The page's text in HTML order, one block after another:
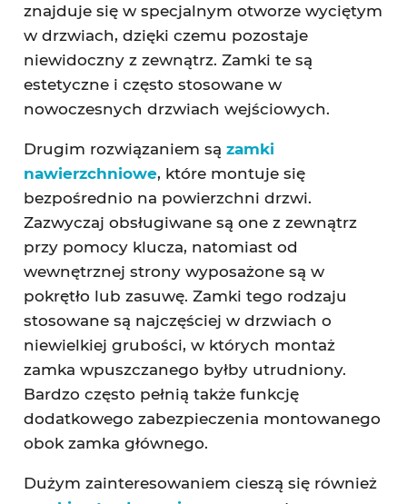
znajduje się w specjalnym otworze wyciętym
w drzwiach, dzięki czemu pozostaje
niewidoczny z zewnątrz. Zamki te są
estetyczne i często stosowane w
nowoczesnych drzwiach wejściowych.
Drugim rozwiązaniem są zamki
nawierzchniowe, które montuje się
bezpośrednio na powierzchni drzwi.
Zazwyczaj obsługiwane są one z zewnątrz
przy pomocy klucza, natomiast od
wewnętrznej strony wyposażone są w
pokrętło lub zasuwę. Zamki tego rodzaju
stosowane są najczęściej w drzwiach o
niewielkiej grubości, w których montaż
zamka wpuszczanego byłby utrudniony.
Bardzo często pełnią także funkcję
dodatkowego zabezpieczenia montowanego
obok zamka głównego.
Dużym zainteresowaniem cieszą się również